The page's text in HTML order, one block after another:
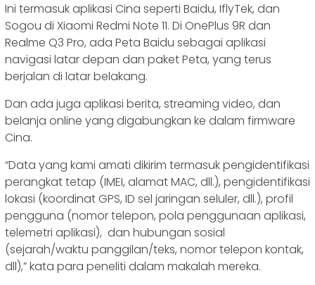
Ini termasuk aplikasi Cina seperti Baidu, IflyTek, dan
Sogou di Xiaomi Redmi Note 11. Di OnePlus 9R dan
Realme Q3 Pro, ada Peta Baidu sebagai aplikasi
navigasi latar depan dan paket Peta, yang terus
berjalan di latar belakang.
Dan ada juga aplikasi berita, streaming video, dan
belanja online yang digabungkan ke dalam firmware
Cina.
“Data yang kami amati dikirim termasuk pengidentifikasi
perangkat tetap (IMEI, alamat MAC, dll.), pengidentifikasi
lokasi (koordinat GPS, ID sel jaringan seluler, dll.), profil
pengguna (nomor telepon, pola penggunaan aplikasi,
telemetri aplikasi), dan hubungan sosial
(sejarah/waktu panggilan/teks, nomor telepon kontak,
dll),” kata para peneliti dalam makalah mereka.